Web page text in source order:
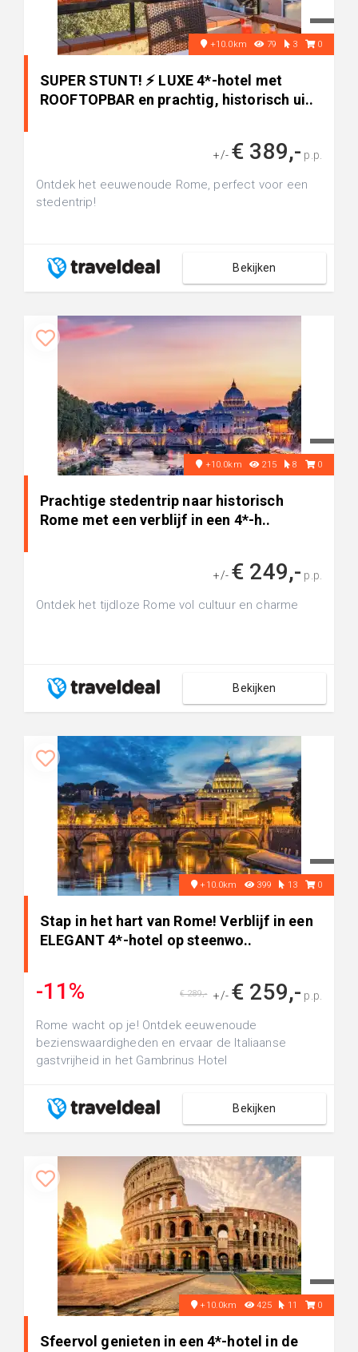
+10.0km 79 3 0
SUPER STUNT! ⚡ LUXE 4*-hotel met
ROOFTOPBAR en prachtig, historisch ui..
+/- € 389,- p.p.
Ontdek het eeuwenoude Rome, perfect voor een
stedentrip!
Bekijken
+10.0km 215 8 0
Prachtige stedentrip naar historisch
Rome met een verblijf in een 4*-h..
+/- € 249,- p.p.
Ontdek het tijdloze Rome vol cultuur en charme
Bekijken
+10.0km 399 13 0
Stap in het hart van Rome! Verblijf in een
ELEGANT 4*-hotel op steenwo..
-11% +/- € 259,- p.p.
€ 289,-
Rome wacht op je! Ontdek eeuwenoude
bezienswaardigheden en ervaar de Italiaanse
gastvrijheid in het Gambrinus Hotel
Bekijken
+10.0km 425 11 0
Sfeervol genieten in een 4*-hotel in de